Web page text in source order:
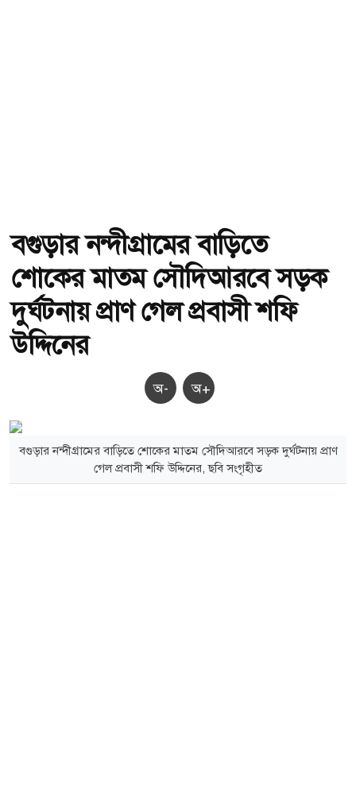
বগুড়ার নন্দীগ্রামের বাড়িতে
শোকের মাতম সৌদিআরবে সড়ক
দুর্ঘটনায় প্রাণ গেল প্রবাসী শফি
উদ্দিনের
অ- অ+
বগুড়ার নন্দীগ্রামের বাড়িতে শোকের মাতম সৌদিআরবে সড়ক দুর্ঘটনায় প্রাণ
গেল প্রবাসী শফি উদ্দিনের, ছবি সংগৃহীত